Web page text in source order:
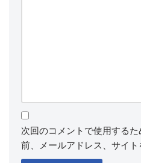
次回のコメントで使用する
前、メールアドレス、サイト